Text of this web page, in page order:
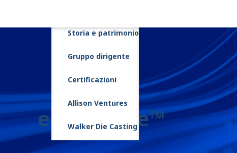
Storia e patrimonio
Gruppo dirigente
Certificazioni
Allison Ventures
Walker Die Casting
eGen Force™